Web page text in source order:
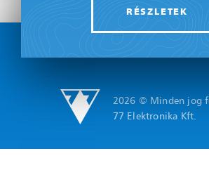
RÉSZLETEK
2026 © Minden jog
77 Elektronika Kft.